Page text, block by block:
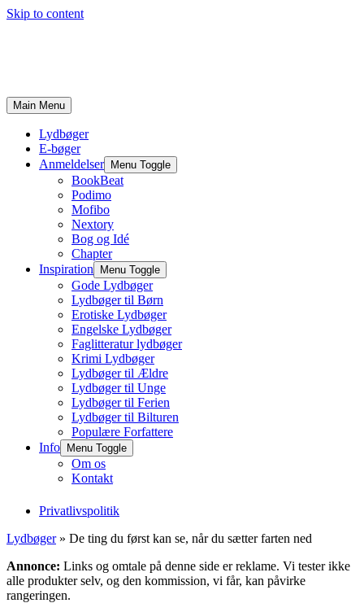
Skip to content
Main Menu
Lydbøger
E-bøger
Anmeldelser
Menu Toggle
BookBeat
Podimo
Mofibo
Nextory
Bog og Idé
Chapter
Inspiration
Menu Toggle
Gode Lydbøger
Lydbøger til Børn
Erotiske Lydbøger
Engelske Lydbøger
Faglitteratur lydbøger
Krimi Lydbøger
Lydbøger til Ældre
Lydbøger til Unge
Lydbøger til Ferien
Lydbøger til Bilturen
Populære Forfattere
Info
Menu Toggle
Om os
Kontakt
Privatlivspolitik
Lydbøger» De ting du først kan se, når du sætter farten ned
Annonce: Links og omtale på denne side er reklame. Vi tester ikke
alle produkter selv, og den kommission, vi får, kan påvirke
rangeringen.